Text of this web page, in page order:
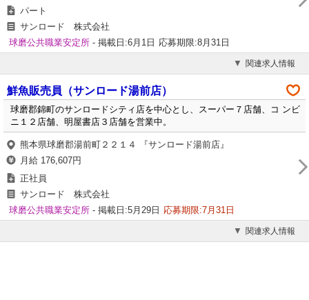
パート
サンロード 株式会社
球磨公共職業安定所 - 掲載日:6月1日 応募期限:8月31日
関連求人情報
鮮魚販売員（サンロード湯前店）
球磨郡錦町のサンロードシティ店を中心とし、スーパー７店舗、コ ンビ
ニ１２店舗、明屋書店３店舗を営業中。
熊本県球磨郡湯前町２２１４ 『サンロード湯前店』
月給 176,607円
正社員
サンロード 株式会社
球磨公共職業安定所 - 掲載日:5月29日 応募期限:7月31日
関連求人情報